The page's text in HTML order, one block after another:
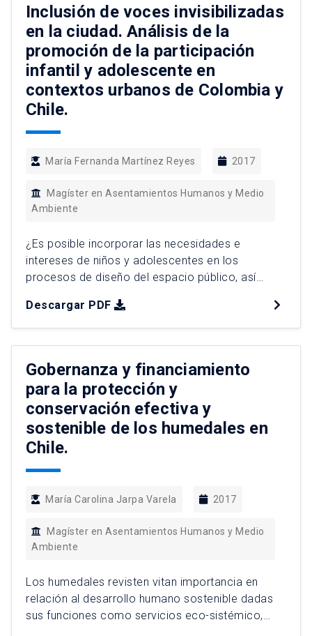
se encuentra. Esto ha sentado […]
Inclusión de voces invisibilizadas
en la ciudad. Análisis de la
promoción de la participación
infantil y adolescente en
contextos urbanos de Colombia y
Chile.
María Fernanda Martínez Reyes 2017
Magíster en Asentamientos Humanos y Medio
Ambiente
¿Es posible incorporar las necesidades e
intereses de niños y adolescentes en los
procesos de diseño del espacio público, así
políticas públicas urbanas? ¿Cómo involucrar a
las generaciones más jóvenes en los procesos
de toma de decisión en su comunidad? La
presente investigación ahonda en el análisis de
[…]
Descargar PDF
Gobernanza y financiamiento
para la protección y
conservación efectiva y
sostenible de los humedales en
Chile.
María Carolina Jarpa Varela 2017
Magíster en Asentamientos Humanos y Medio
Ambiente
Los humedales revisten vitan importancia en
relación al desarrollo humano sostenible dadas
sus funciones como servicios eco-sistémico,